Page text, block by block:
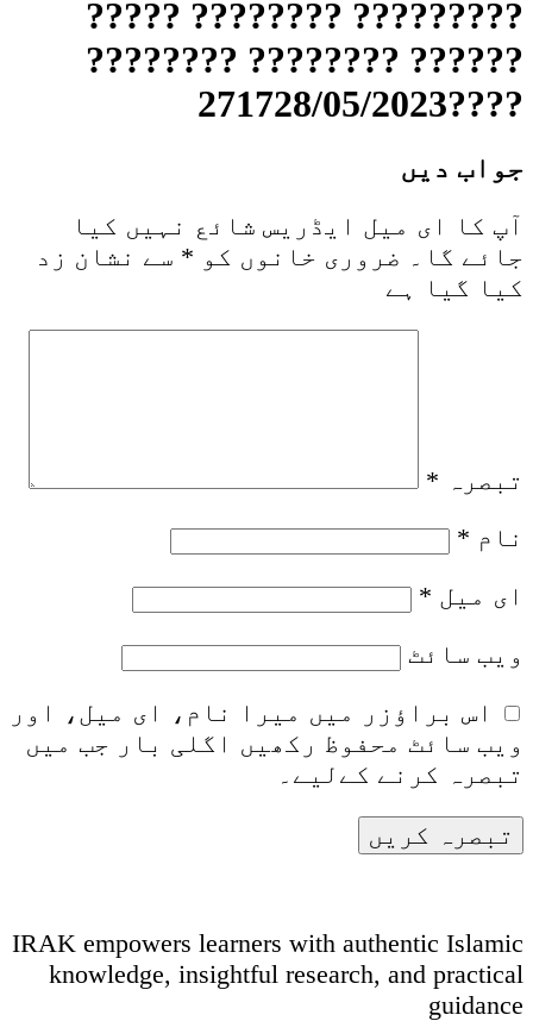
????????? ???????? ?????
?????? ???????? ????????
????271728/05/2023
جواب دیں
آپ کا ای میل ایڈریس شائع نہیں کیا
جائے گا۔
ضروری خانوں کو * سے نشان زد
کیا گیا ہے
تبصرہ *
نام *
ای میل *
ویب‌ سائٹ
اس براؤزر میں میرا نام، ای میل، اور
ویب سائٹ محفوظ رکھیں اگلی بار جب میں
تبصرہ کرنے کےلیے۔
IRAK empowers learners with authentic Islamic
knowledge, insightful research, and practical
guidance